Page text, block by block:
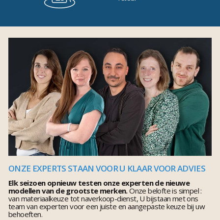
ONZE EXPERTS STAAN VOOR U KLAAR VOOR ADVIES
Elk seizoen opnieuw testen onze experten de nieuwe
modellen van de grootste merken.Onze belofte is simpel :
van materiaalkeuze tot naverkoop-dienst, U bijstaan met ons
team van experten voor een juiste en aangepaste keuze bij uw
behoeften.